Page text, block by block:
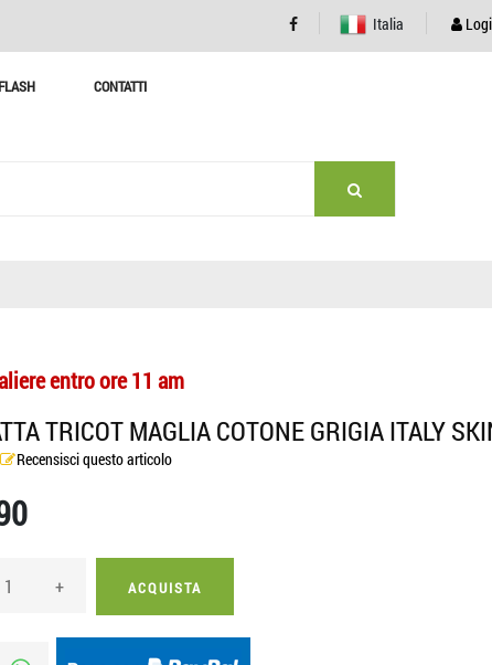
Italia
CONTATTI
entro ore 11 am
TRICOT MAGLIA COTONE GRIGIA ITALY
Recensisci questo articolo
+ ACQUISTA